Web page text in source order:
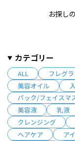
カテゴリー
ALL フレグ
美容オイル
パック/フェイスマ
美容液
乳液
クレンジング
ヘアケア
ア
お探し